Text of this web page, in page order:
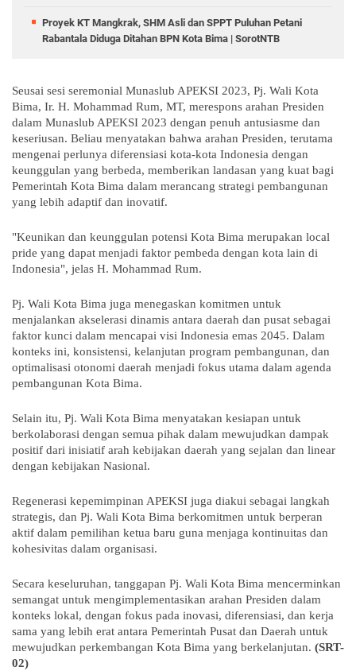
Proyek KT Mangkrak, SHM Asli dan SPPT Puluhan Petani
Rabantala Diduga Ditahan BPN Kota Bima | SorotNTB
Seusai sesi seremonial Munaslub APEKSI 2023, Pj. Wali Kota
Bima, Ir. H. Mohammad Rum, MT, merespons arahan Presiden
dalam Munaslub APEKSI 2023 dengan penuh antusiasme dan
keseriusan. Beliau menyatakan bahwa arahan Presiden, terutama
mengenai perlunya diferensiasi kota-kota Indonesia dengan
keunggulan yang berbeda, memberikan landasan yang kuat bagi
Pemerintah Kota Bima dalam merancang strategi pembangunan
yang lebih adaptif dan inovatif.
"Keunikan dan keunggulan potensi Kota Bima merupakan local
pride yang dapat menjadi faktor pembeda dengan kota lain di
Indonesia", jelas H. Mohammad Rum.
Pj. Wali Kota Bima juga menegaskan komitmen untuk
menjalankan akselerasi dinamis antara daerah dan pusat sebagai
faktor kunci dalam mencapai visi Indonesia emas 2045. Dalam
konteks ini, konsistensi, kelanjutan program pembangunan, dan
optimalisasi otonomi daerah menjadi fokus utama dalam agenda
pembangunan Kota Bima.
Selain itu, Pj. Wali Kota Bima menyatakan kesiapan untuk
berkolaborasi dengan semua pihak dalam mewujudkan dampak
positif dari inisiatif arah kebijakan daerah yang sejalan dan linear
dengan kebijakan Nasional.
Regenerasi kepemimpinan APEKSI juga diakui sebagai langkah
strategis, dan Pj. Wali Kota Bima berkomitmen untuk berperan
aktif dalam pemilihan ketua baru guna menjaga kontinuitas dan
kohesivitas dalam organisasi.
Secara keseluruhan, tanggapan Pj. Wali Kota Bima mencerminkan
semangat untuk mengimplementasikan arahan Presiden dalam
konteks lokal, dengan fokus pada inovasi, diferensiasi, dan kerja
sama yang lebih erat antara Pemerintah Pusat dan Daerah untuk
mewujudkan perkembangan Kota Bima yang berkelanjutan. (SRT-
02)